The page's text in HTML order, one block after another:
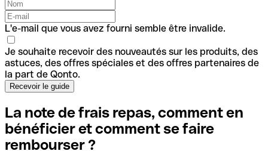
L'e-mail que vous avez fourni semble être invalide.
Je souhaite recevoir des nouveautés sur les produits, des
astuces, des offres spéciales et des offres partenaires de
la part de Qonto.
La note de frais repas, comment en
bénéficier et comment se faire
rembourser ?